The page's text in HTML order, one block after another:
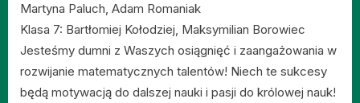
Martyna Paluch, Adam Romaniak
Klasa 7: Bartłomiej Kołodziej, Maksymilian Borowiec
Jesteśmy dumni z Waszych osiągnięć i zaangażowania w
rozwijanie matematycznych talentów! Niech te sukcesy
będą motywacją do dalszej nauki i pasji do królowej nauk!